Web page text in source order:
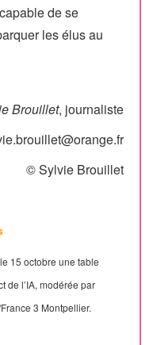
de se
les élus au
Brouillet, journaliste
© Sylvie Brouillet
15 octobre une table
de l’IA, modérée par
3 Montpellier.